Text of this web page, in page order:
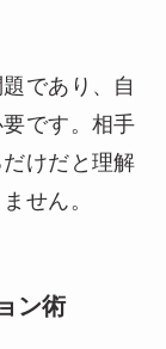
であり、自
です。相手
けだと理解
せん。
ン術